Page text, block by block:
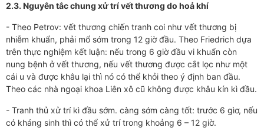
2.3. Nguyên tắc chung xử trí vết thương do hoả khí
- Theo Petrov: vết thương chiến tranh coi như vết thương bị
nhiễm khuẩn, phải mổ sớm trong 12 giờ đầu. Theo Friedrich dựa
trên thực nghiệm kết luận: nếu trong 6 giờ đầu vi khuẩn còn
nung bệnh ở vết thương, nếu vết thương được cắt lọc như một
cái u và được khâu lại thì nó có thể khỏi theo ý định ban đầu.
Theo các nhà ngoại khoa Liên xô cũ không được khâu kín kì đầu.
- Tranh thủ xử trí kì đầu sớm. càng sớm càng tốt: trước 6 gìơ, nếu
có kháng sinh thì có thể xử trí trong khoảng 6 – 12 giờ.